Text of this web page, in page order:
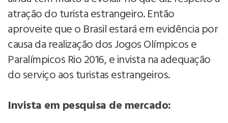
atração do turista estrangeiro. Então
aproveite que o Brasil estará em evidência por
causa da realização dos Jogos Olímpicos e
Paralímpicos Rio 2016, e invista na adequação
do serviço aos turistas estrangeiros.
Invista em pesquisa de mercado: